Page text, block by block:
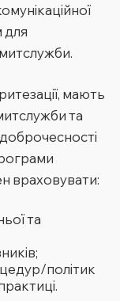
для
мають
та
враховувати:
та
політик